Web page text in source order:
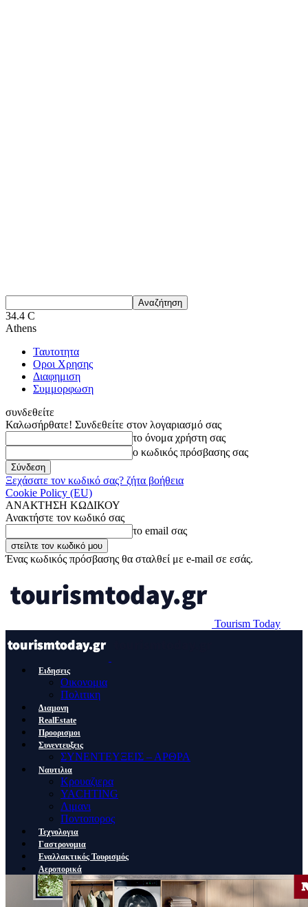
34.4 C
Athens
Ταυτοτητα
Οροι Χρησης
Διαφημιση
Συμμορφωση
συνδεθείτε
Καλωσήρθατε! Συνδεθείτε στον λογαριασμό σας
το όνομα χρήστη σας
ο κωδικός πρόσβασης σας
Ξεχάσατε τον κωδικό σας? ζήτα βοήθεια
Cookie Policy (EU)
ΑΝΑΚΤΗΣΗ ΚΩΔΙΚΟΥ
Ανακτήστε τον κωδικό σας
το email σας
Ένας κωδικός πρόσβασης θα σταλθεί με e-mail σε εσάς.
Tourism Today
Ειδησεις
Οικονομια
Πολιτικη
Διαμονη
RealEstate
Προορισμοι
Συνεντευξεις
ΣΥΝΕΝΤΕΥΞΕΙΣ – ΑΡΘΡΑ
Ναυτιλια
Κρουαζιερα
YACHTING
Λιμανι
Ποντοπορος
Τεχνολογια
Γαστρονομια
Εναλλακτικός Τουρισμός
Αεροπορικά